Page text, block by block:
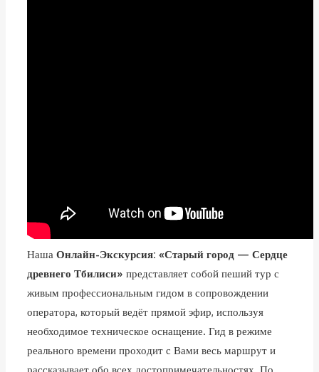
Наша Онлайн-Экскурсия: «Старый город — Сердце
древнего Тбилиси» представляет собой пеший тур с
живым профессиональным гидом в сопровождении
оператора, который ведёт прямой эфир, используя
необходимое техническое оснащение. Гид в режиме
реального времени проходит с Вами весь маршрут и